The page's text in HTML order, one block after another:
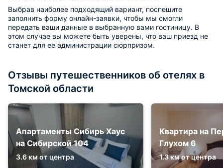
Выбрав наиболее подходящий вариант, поспешите
заполнить форму онлайн-заявки, чтобы мы смогли
передать ваши данные в выбранную вами гостиницу. В
этом случае вы можете быть уверены, что ваш приезд не
станет для ее администрации сюрпризом.
Отзывы путешественников об отелях в
Томской области
Апартаменты Сибирь Хаус
на Сибирской 104
3.6 км от центра
Квартира на
Глухом 6
1.3 км от центра